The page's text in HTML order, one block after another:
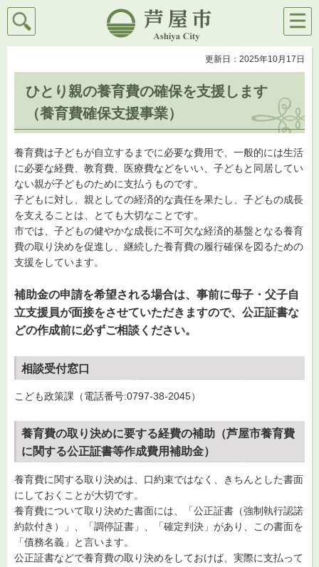
芦屋市
検索
メニ
ュー
更新日：2025年10月17日
ひとり親の養育費の確保を支援します
（養育費確保支援事業）
養育費は子どもが自立するまでに必要な費用で、一般的には生活
に必要な経費、教育費、医療費などをいい、子どもと同居してい
ない親が子どものために支払うものです。
子どもに対し、親としての経済的な責任を果たし、子どもの成長
を支えることは、とても大切なことです。
市では、子どもの健やかな成長に不可欠な経済的基盤となる養育
費の取り決めを促進し、継続した養育費の履行確保を図るための
支援をしています。
補助金の申請を希望される場合は、事前に母子・父子自
立支援員が面接をさせていただきますので、公正証書な
どの作成前に必ずご相談ください。
相談受付窓口
こども政策課（電話番号:0797-38-2045）
養育費の取り決めに要する経費の補助（芦屋市養育費
に関する公正証書等作成費用補助金）
養育費に関する取り決めは、口約束ではなく、きちんとした書面
にしておくことが大切です。
養育費について取り決めた書面には、「公正証書（強制執行認諾
約款付き）」、「調停証書」、「確定判決」があり、この書面を
「債務名義」と言います。
公正証書などで養育費の取り決めをしておけば、実際に支払って